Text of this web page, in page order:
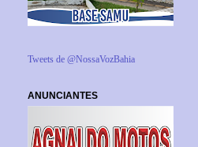
Tweets de @NossaVozBahia
ANUNCIANTES